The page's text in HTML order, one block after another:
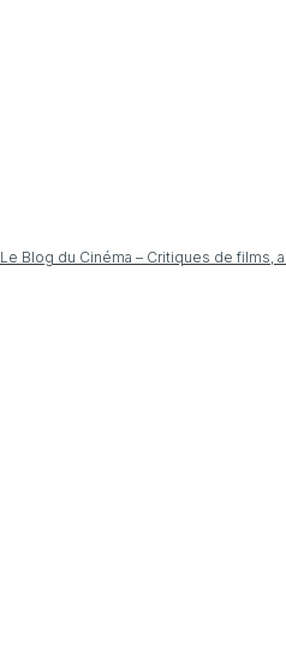
Le Blog du Cinéma – Critiques de films,